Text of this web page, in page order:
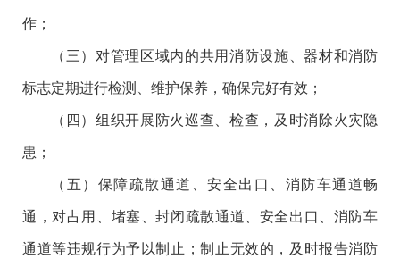
作；
（三）对管理区域内的共用消防设施、器材和消防
标志定期进行检测、维护保养，确保完好有效；
（四）组织开展防火巡查、检查，及时消除火灾隐
患；
（五）保障疏散通道、安全出口、消防车通道畅
通，对占用、堵塞、封闭疏散通道、安全出口、消防车
通道等违规行为予以制止；制止无效的，及时报告消防